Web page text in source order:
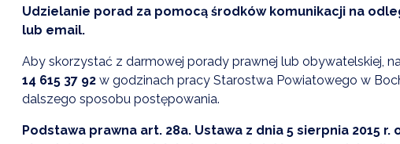
Udzielanie porad za pomocą środków komunikacji na
lub email.
Aby skorzystać z darmowej porady prawnej lub obywatelskiej,
14 615 37 92 w godzinach pracy Starostwa Powiatowego w
dalszego sposobu postępowania.
Podstawa prawna art. 28a. Ustawa z dnia 5 sierpnia 2015